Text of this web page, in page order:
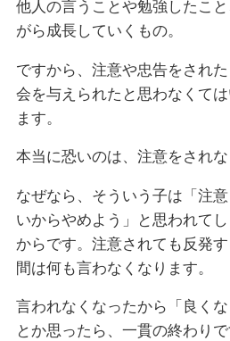
他人の言うことや勉強したこ
がら成長していくもの。
ですから、注意や忠告をされ
会を与えられたと思わなくて
ます。
本当に恐いのは、注意をされな
なぜなら、そういう子は「注
いからやめよう」と思われて
からです。注意されても反発
間は何も言わなくなります。
言われなくなったから「良くな
とか思ったら、一貫の終わりで